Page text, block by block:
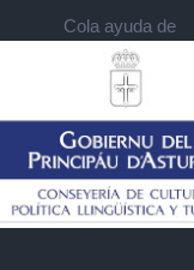
Cola ayuda de